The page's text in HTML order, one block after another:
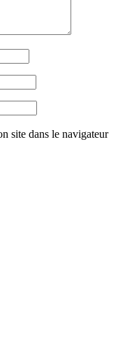
site dans le navigateur